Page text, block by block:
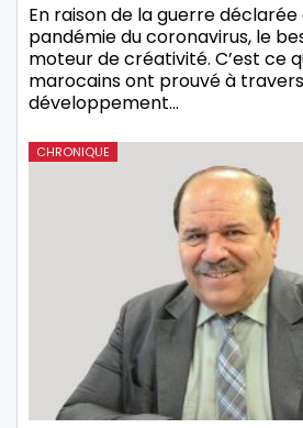
En raison de la guerre
pandémie du coronavirus, le
moteur de créativité. C’est ce
marocains ont prouvé à
développement…
CHRONIQUE